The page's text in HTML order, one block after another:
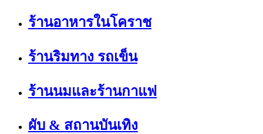
ร้านอาหารในโคราช
ร้านริมทาง รถเข็น
ร้านนมและร้านกาแฟ
ผับ & สถานบันเทิง